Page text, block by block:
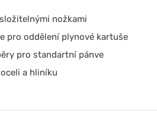
nožkami
pro oddělení plynové kartuše
pro standartní pánve
a hliníku